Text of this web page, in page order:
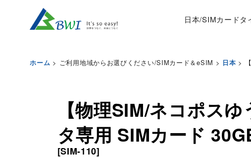
日本/SIMカードタ
ホーム > ご利用地域からお選びください/SIMカード＆eSIM > 日本 >
【物理SIM/ネコポス
タ専用 SIMカード
[SIM-110]